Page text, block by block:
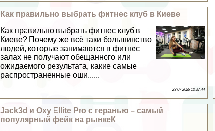
Как правильно выбрать фитнес клуб в Киеве
Как правильно выбрать фитнес клуб в
Киеве? Почему же всё таки большинство
людей, которые занимаются в фитнес
залах не получают обещанного или
ожидаемого результата, какие самые
распространенные оши......
23 07 2026 12:37:44
Jack3d и Oxy Ellite Pro с геранью – самый
популярный фейк на рынкеК